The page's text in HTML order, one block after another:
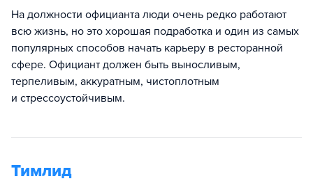
На должности официанта люди очень редко работают
всю жизнь, но это хорошая подработка и один из самых
популярных способов начать карьеру в ресторанной
сфере. Официант должен быть выносливым,
терпеливым, аккуратным, чистоплотным
и стрессоустойчивым.
Тимлид